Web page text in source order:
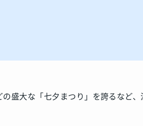
盛大な「七夕まつり」を誇るなど、